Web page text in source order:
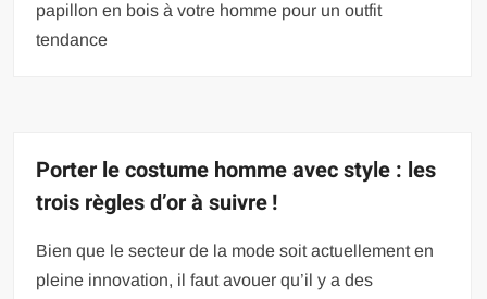
papillon en bois à votre homme pour un outfit
tendance
Porter le costume homme avec style : les
trois règles d’or à suivre !
Bien que le secteur de la mode soit actuellement en
pleine innovation, il faut avouer qu’il y a des